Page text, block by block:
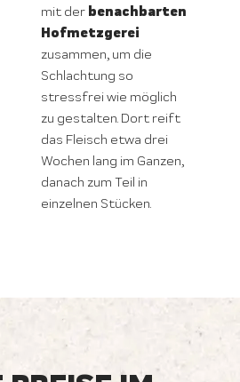
mit der benachbarten
Hofmetzgerei
zusammen, um die
Schlachtung so
stressfrei wie möglich
zu gestalten. Dort reift
das Fleisch etwa drei
Wochen lang im Ganzen,
danach zum Teil in
einzelnen Stücken.